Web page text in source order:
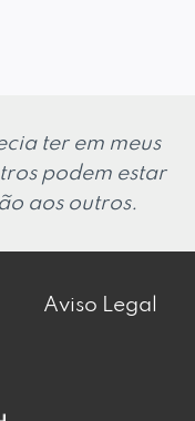
ter em meus
podem estar
aos outros.
Aviso Legal